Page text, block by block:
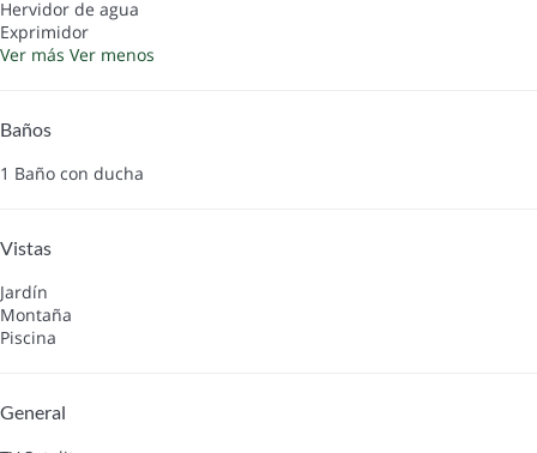
Hervidor de agua
Exprimidor
Ver más Ver menos
Baños
1 Baño con ducha
Vistas
Jardín
Montaña
Piscina
General